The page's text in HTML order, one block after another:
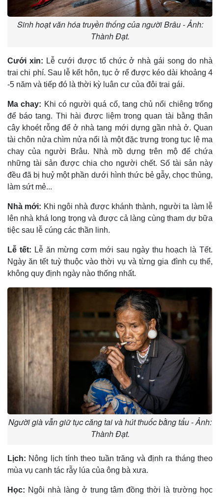
Sinh hoạt văn hóa truyền thống của người Brâu - Ảnh:
Thành Đạt.
Cưới xin: Lễ cưới được tổ chức ở nhà gái song do nhà
trai chi phí. Sau lễ kết hôn, tục ở rể được kéo dài khoảng 4
-5 năm và tiếp đó là thời kỳ luân cư của đôi trai gái.
Ma chay: Khi có người quá cố, tang chủ nổi chiêng trống
để báo tang. Thi hài được liệm trong quan tài bằng thân
cây khoét rỗng để ở nhà tang mới dựng gần nhà ở. Quan
tài chôn nửa chìm nửa nổi là một đặc trưng trong tục lệ ma
chay của người Brâu. Nhà mồ dựng trên mộ để chứa
những tài sản được chia cho người chết. Số tài sản này
đều đã bị huỷ một phần dưới hình thức bẻ gẫy, chọc thủng,
làm sứt mẻ...
Nhà mới: Khi ngôi nhà được khánh thành, người ta làm lễ
lên nhà khá long trọng và được cả làng cùng tham dự bữa
tiệc sau lễ cúng các thần linh.
Lễ tết: Lễ ăn mừng cơm mới sau ngày thu hoạch là Tết.
Ngày ăn tết tuỳ thuộc vào thời vụ và từng gia đình cụ thể,
không quy định ngày nào thống nhất.
Người già vẫn giữ tục căng tai và hút thuốc bằng tẩu - Ảnh:
Thành Đạt.
Lịch: Nông lịch tính theo tuần trăng và định ra tháng theo
mùa vụ canh tác rẫy lúa của ông bà xưa.
Học: Ngôi nhà làng ở trung tâm đồng thời là trường học